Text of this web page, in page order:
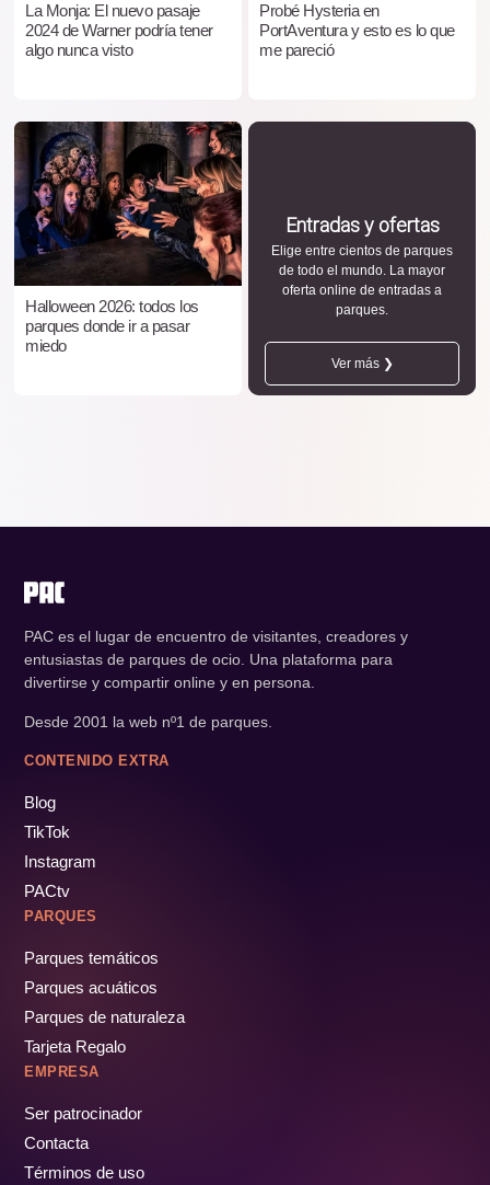
La Monja: El nuevo pasaje
2024 de Warner podría tener
algo nunca visto
Probé Hysteria en
PortAventura y esto es lo que
me pareció
Halloween 2026: todos los
parques donde ir a pasar
miedo
Entradas y ofertas
Elige entre cientos de parques
de todo el mundo. La mayor
oferta online de entradas a
parques.
Ver más ❯
PAC es el lugar de encuentro de visitantes, creadores y
entusiastas de parques de ocio. Una plataforma para
divertirse y compartir online y en persona.
Desde 2001 la web nº1 de parques.
CONTENIDO EXTRA
Blog
TikTok
Instagram
PACtv
PARQUES
Parques temáticos
Parques acuáticos
Parques de naturaleza
Tarjeta Regalo
EMPRESA
Ser patrocinador
Contacta
Términos de uso